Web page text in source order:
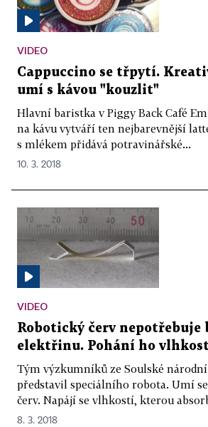
VIDEO
Cappuccino se třpytí.
umí s kávou "kouzlit"
Hlavní baristka v Piggy Back Café
na kávu vytváří ten nejbarevnější
s mlékem přidává potravinářské...
10. 3. 2018
VIDEO
Robotický červ nepotřebuje
elektřinu. Pohání ho
Tým výzkumníků ze Soulské
představil speciálního robota. Umí
červ. Napájí se vlhkostí, kterou
8. 3. 2018